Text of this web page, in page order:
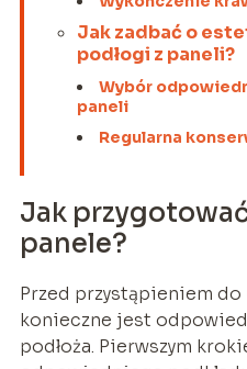
Jak zadbać o
podłogi z paneli?
Wybór
paneli
Regularna
Jak
panele?
Przed przystąpieniem do
konieczne jest
podłoża. Pierwszym